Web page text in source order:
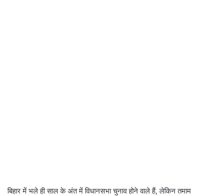
बिहार में भले ही साल के अंत में विधानसभा चुनाव होने वाले हैं, लेकिन तमाम